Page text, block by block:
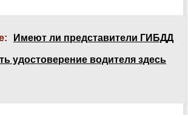
Имеют ли представители ГИБДД
удостоверение водителя здесь